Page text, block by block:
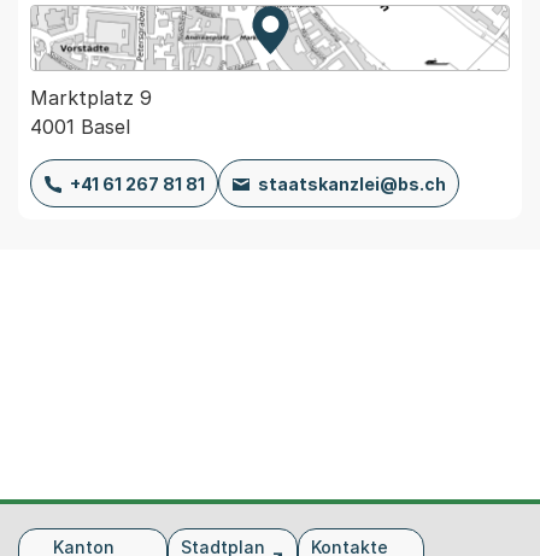
Zur Karte von MapBS.
Externer Link, wird in einem
Marktplatz 9
4001 Basel
+41 61 267 81 81 staatskanzlei@bs.ch
FusszeileKanton
Stadtplan
Kontakte